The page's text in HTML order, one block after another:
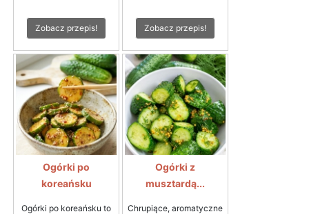
Zobacz przepis! Zobacz przepis!
Ogórki po
koreańsku
Ogórki po koreańsku to
Ogórki z
musztardą...
Chrupiące, aromatyczne